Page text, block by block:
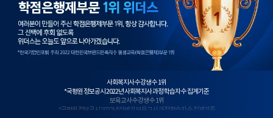
사회복지사 수강생 수 1위
*국평원 정보공시 2022년 사회복지사 과정 학습자 수 집계기준
보육교사 수강생 수 1위
*국평원 정보공시 2022년 하반기 보육교사 과정 학습자 수 집계기준